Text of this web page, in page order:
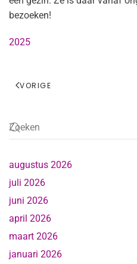
bezoeken!
2025
VORIGE
augustus 2026
juli 2026
juni 2026
april 2026
maart 2026
januari 2026